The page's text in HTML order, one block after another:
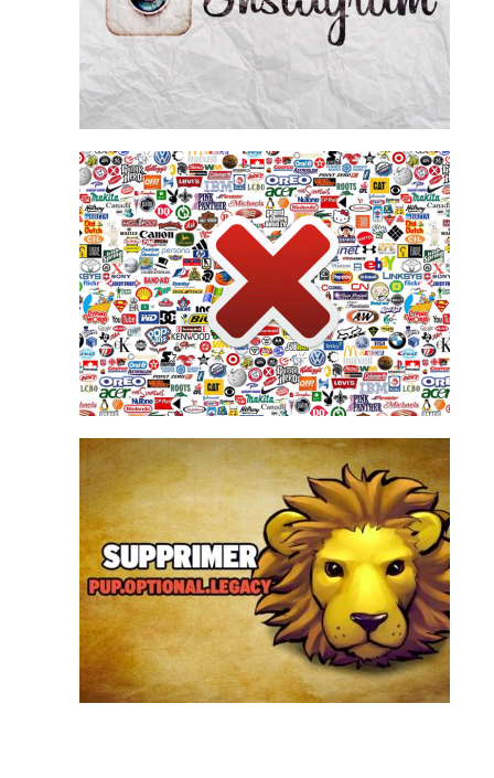
racheté Instagram pour environ un milliard...
Supprimer un compte Instagram
La publicité sur internet agace près de 8
Français sur 10. Pour échapper à la pub, à la
télévision, il suffit de zapper. Sur internet,
beaucoup installent une sorte de zapette
automatique, intégrée au navigateur web, qui
supprime les pubs de leur écr...
Supprimer la publicité
PUP.Optional.Legacy est une détection
générique d’Adwcleaner qui peuvent être
affichée durant le scan de votre ordinateur.
Derrière PUP.Optional.Legacy se cache es
logiciels potentiellement indésirables qui sont
proposés à l’installation de set...
Supprimer PUP.Optional.Legacy